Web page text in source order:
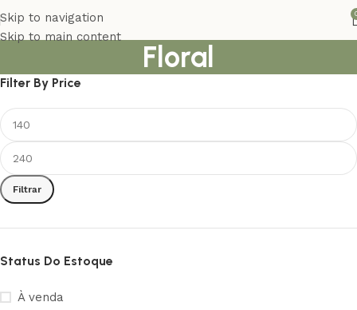
Skip to navigation
Skip to main content
Floral
Filter By Price
Filtrar
Status Do Estoque
À venda